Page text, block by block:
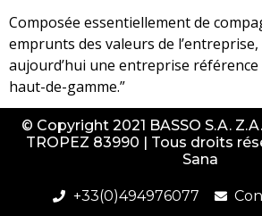
Composée essentiellement de
emprunts des valeurs de l’entreprise,
aujourd’hui une entreprise
haut-de-gamme.”
Voir l'article complet
© Copyright 2021 BASSO S.A.
TROPEZ 83990 | Tous droits
Sana
+33(0)494976077